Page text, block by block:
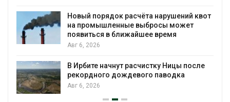
Новый порядок расчёта нарушений квот
на промышленные выбросы может
появиться в ближайшее время
Авг 6, 2026
В Ирбите начнут расчистку Ницы после
рекордного дождевого паводка
Авг 6, 2026